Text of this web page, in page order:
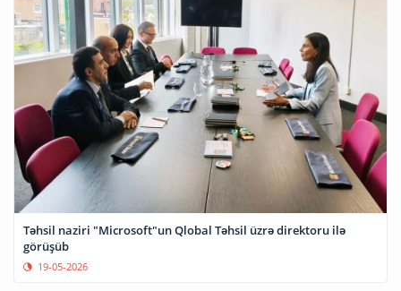
Təhsil naziri "Microsoft"un Qlobal Təhsil üzrə direktoru ilə
görüşüb
19-05-2026